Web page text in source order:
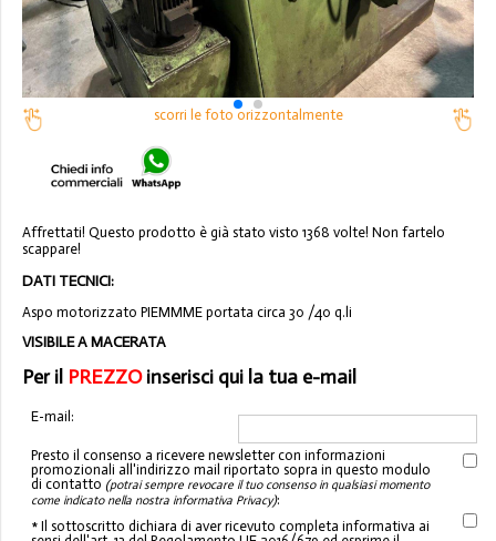
scorri le foto orizzontalmente
Affrettati! Questo prodotto è già stato visto 1368 volte! Non fartelo
scappare!
DATI TECNICI:
Aspo motorizzato PIEMMME portata circa 30 /40 q.li
VISIBILE A MACERATA
Per il PREZZOinserisci qui la tua e-mail
E-mail:
Presto il consenso a ricevere newsletter con informazioni
promozionali all'indirizzo mail riportato sopra in questo modulo
di contatto (potrai sempre revocare il tuo consenso in qualsiasi momento
come indicato nella nostra informativa Privacy):
* Il sottoscritto dichiara di aver ricevuto completa informativa ai